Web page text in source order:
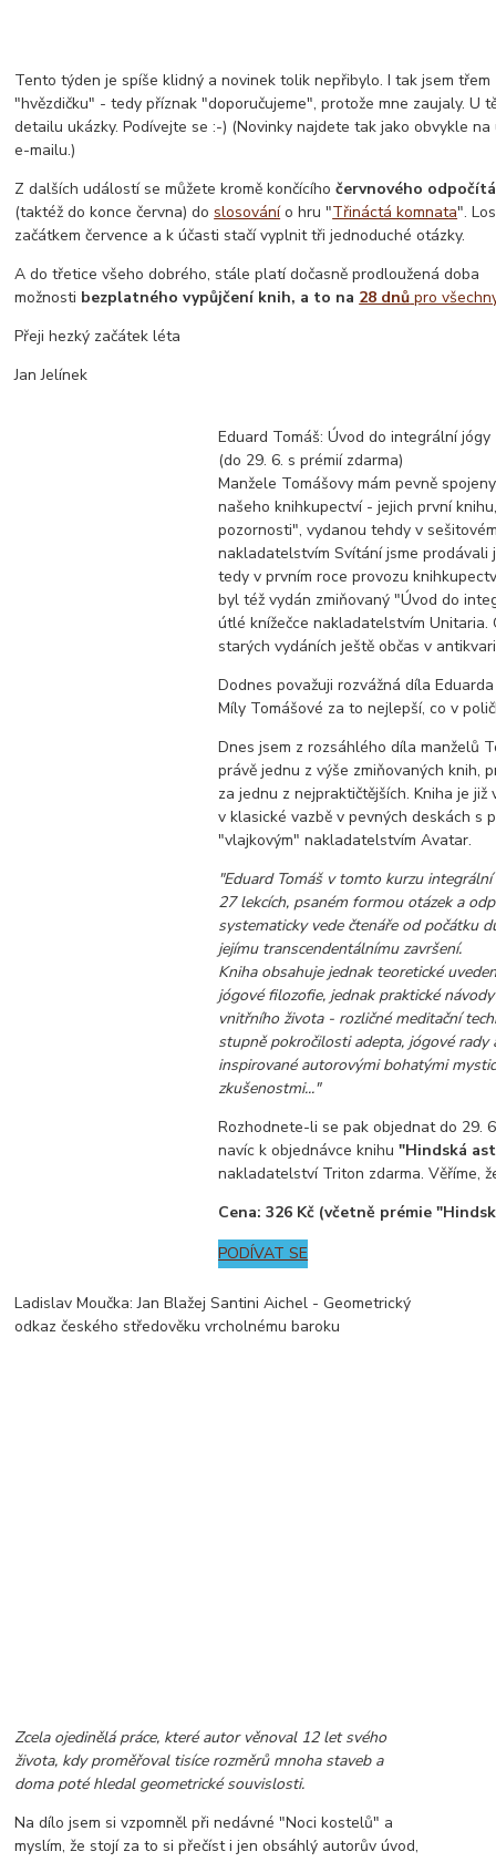
Tento týden je spíše klidný a novinek tolik nepřibylo. I tak jsem třem
"hvězdičku" - tedy příznak "doporučujeme", protože mne zaujaly. U
detailu ukázky. Podívejte se :-) (Novinky najdete tak jako obvykle
e-mailu.)
Z dalších událostí se můžete kromě končícíhočervnového
(taktéž do konce června) doslosovánío hru "Třináctá komnata".
začátkem července a k účasti stačí vyplnit tři jednoduché otázky.
A do třetice všeho dobrého, stále platí dočasně prodloužená doba
možnosti bezplatného vypůjčení knih, a to na 28 dnů pro
Přeji hezký začátek léta
Jan Jelínek
Eduard Tomáš: Úvod do integrální jógy
(do 29. 6. s prémií zdarma)
Manžele Tomášovy mám pevně
našeho knihkupectví - jejich první
pozornosti", vydanou tehdy v
nakladatelstvím Svítání jsme prodávali
tedy v prvním roce provozu
byl též vydán zmiňovaný "Úvod do
útlé knížečce nakladatelstvím Unitaria.
starých vydáních ještě občas v
Dodnes považuji rozvážná díla
Míly Tomášové za to nejlepší, co v
Dnes jsem z rozsáhlého díla manželů
právě jednu z výše zmiňovaných knih,
za jednu z nejpraktičtějších. Kniha je již
v klasické vazbě v pevných deskách s
"vlajkovým" nakladatelstvím Avatar.
"Eduard Tomáš v tomto kurzu
27 lekcích, psaném formou otázek a
systematicky vede čtenáře od počátku
jejímu transcendentálnímu završení.
Kniha obsahuje jednak teoretické
jógové filozofie, jednak praktické
vnitřního života - rozličné meditační
stupně pokročilosti adepta, jógové rady
inspirované autorovými bohatými
zkušenostmi..."
Rozhodnete-li se pak objednat do 29.
navíc k objednávce knihu"Hindská
nakladatelství Triton zdarma. Věříme,
Cena: 326 Kč (včetně prémie
PODÍVAT SE
Ladislav Moučka: Jan Blažej Santini Aichel - Geometrický
odkaz českého středověku vrcholnému baroku
Zcela ojedinělá práce, které autor věnoval 12 let svého
života, kdy proměřoval tisíce rozměrů mnoha staveb a
doma poté hledal geometrické souvislosti.
Na dílo jsem si vzpomněl při nedávné "Noci kostelů" a
myslím, že stojí za to si přečíst i jen obsáhlý autorův úvod,